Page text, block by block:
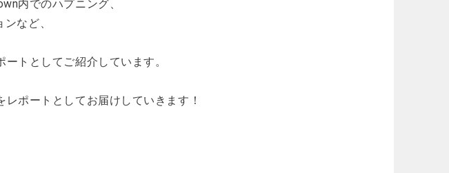
内でのハプニング、
など、
トとしてご紹介しています。
ポートとしてお届けしていきます！